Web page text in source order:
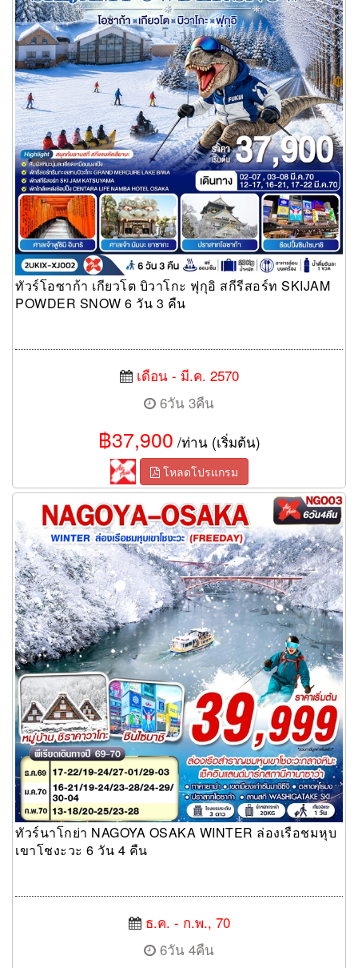
ทัวร์โอซาก้า เกียวโต บิวาโกะ ฟุกุอิ สกีรีสอร์ท SKIJAM
POWDER SNOW 6 วัน 3 คืน
เดือน - มี.ค. 2570
6วัน 3คืน
฿37,900 /ท่าน (เริ่มต้น)
โหลดโปรแกรม
ทัวร์นาโกย่า NAGOYA OSAKA WINTER ล่องเรือชมหุบเขาโชงะวะ
6 วัน 4 คืน
ทัวร์นาโกย่า NAGOYA OSAKA WINTER ล่องเรือชมหุบ
เขาโชงะวะ 6 วัน 4 คืน
ธ.ค. - ก.พ., 70
6วัน 4คืน